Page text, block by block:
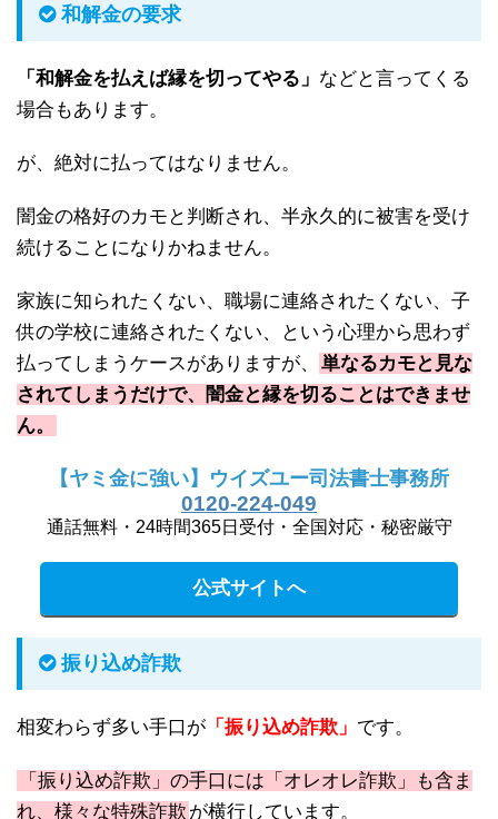
和解金の要求
「和解金を払えば縁を切ってやる」 などと言ってくる
場合もあります。
が、絶対に払ってはなりません。
闇金の格好のカモと判断され、半永久的に被害を受け
続けることになりかねません。
家族に知られたくない、職場に連絡されたくない、子
供の学校に連絡されたくない、という心理から思わず
払ってしまうケースがありますが、
単なるカモと見な
されてしまうだけで、闇金と縁を切ることはできませ
ん。
【ヤミ金に強い】ウイズユー司法書士事務所
0120-224-049
通話無料・24時間365日受付・全国対応・秘密厳守
公式サイトへ
振り込め詐欺
相変わらず多い手口が 「振り込め詐欺」 です。
「振り込め詐欺」の手口には「オレオレ詐欺」も含ま
れ、様々な特殊詐欺 が横行しています。